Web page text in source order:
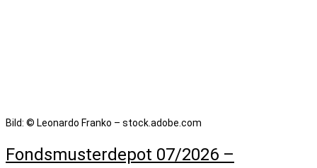
Bild: © Leonardo Franko – stock.adobe.com
Fondsmusterdepot 07/2026 –